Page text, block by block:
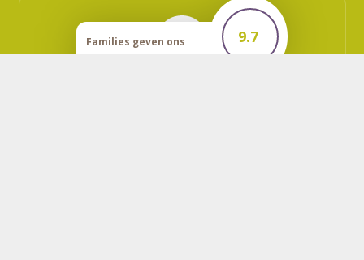
Families geven ons
9.7